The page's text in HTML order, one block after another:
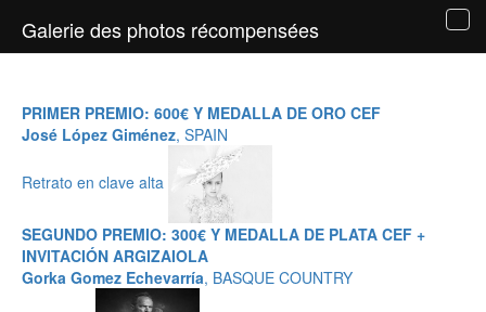
Galerie des photos récompensées
PRIMER PREMIO: 600€ Y MEDALLA DE ORO CEF
José López Giménez, SPAIN
Retrato en clave alta
SEGUNDO PREMIO: 300€ Y MEDALLA DE PLATA CEF +
INVITACIÓN ARGIZAIOLA
Gorka Gomez Echevarría, BASQUE COUNTRY